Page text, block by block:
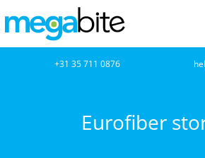
naar
inhoud
+31 35 711 0876
Eurofiber